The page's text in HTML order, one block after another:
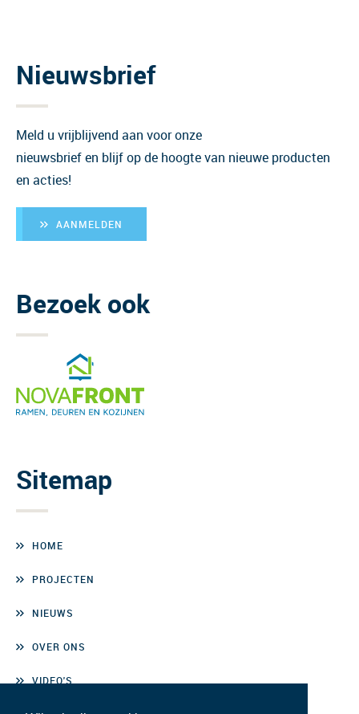
Nieuwsbrief
Meld u vrijblijvend aan voor onze
nieuwsbrief en blijf op de hoogte van nieuwe producten
en acties!
AANMELDEN
Bezoek ook
Sitemap
HOME
PROJECTEN
NIEUWS
OVER ONS
VIDEO'S